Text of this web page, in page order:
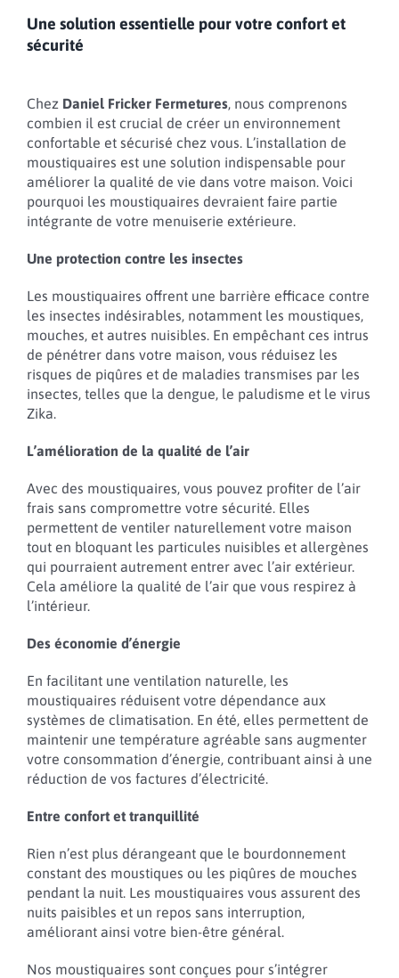
Une solution essentielle pour votre confort et
sécurité
Chez Daniel Fricker Fermetures, nous comprenons
combien il est crucial de créer un environnement
confortable et sécurisé chez vous. L’installation de
moustiquaires est une solution indispensable pour
améliorer la qualité de vie dans votre maison. Voici
pourquoi les moustiquaires devraient faire partie
intégrante de votre menuiserie extérieure.
Une protection contre les insectes
Les moustiquaires offrent une barrière efficace contre
les insectes indésirables, notamment les moustiques,
mouches, et autres nuisibles. En empêchant ces intrus
de pénétrer dans votre maison, vous réduisez les
risques de piqûres et de maladies transmises par les
insectes, telles que la dengue, le paludisme et le virus
Zika.
L’amélioration de la qualité de l’air
Avec des moustiquaires, vous pouvez profiter de l’air
frais sans compromettre votre sécurité. Elles
permettent de ventiler naturellement votre maison
tout en bloquant les particules nuisibles et allergènes
qui pourraient autrement entrer avec l’air extérieur.
Cela améliore la qualité de l’air que vous respirez à
l’intérieur.
Des économie d’énergie
En facilitant une ventilation naturelle, les
moustiquaires réduisent votre dépendance aux
systèmes de climatisation. En été, elles permettent de
maintenir une température agréable sans augmenter
votre consommation d’énergie, contribuant ainsi à une
réduction de vos factures d’électricité.
Entre confort et tranquillité
Rien n’est plus dérangeant que le bourdonnement
constant des moustiques ou les piqûres de mouches
pendant la nuit. Les moustiquaires vous assurent des
nuits paisibles et un repos sans interruption,
améliorant ainsi votre bien-être général.
Nos moustiquaires sont conçues pour s’intégrer